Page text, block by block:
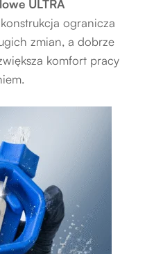
ULTRA
ogranicza
zmian, a dobrze
komfort pracy